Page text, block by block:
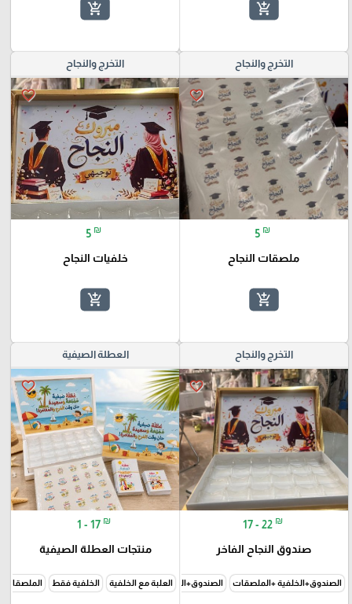
add_shopping_cart
add_shopping_cart
التخرج والنجاح
favorite_border
5 ₪
ملصقات النجاح
add_shopping_cart
التخرج والنجاح
favorite_border
5 ₪
خلفيات النجاح
add_shopping_cart
التخرج والنجاح
favorite_border
17 - 22 ₪
صندوق النجاح الفاخر
الصندوق+الخلفية +الملصقات الصندوق+الخلفية فقط
العطلة الصيفية
favorite_border
1 - 17 ₪
منتجات العطلة الصيفية
العلبة مع الخلفية الخلفية فقط الملصقات